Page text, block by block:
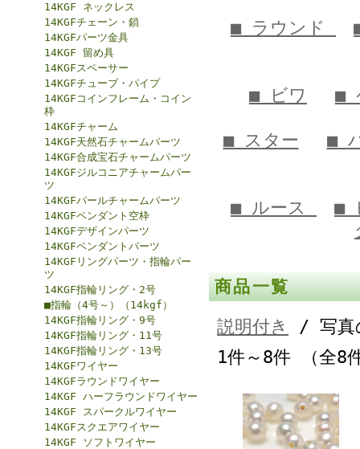
14KGF ネックレス
14KGFチェーン・鎖
14KGFパーツ金具
14KGF 留め具
14KGFスペーサー
14KGFチューブ・パイプ
14KGFコインフレーム・コイン
枠
14KGFチャーム
14KGF天然石チャームパーツ
14KGF合成宝石チャームパーツ
14KGFジルコニアチャームパー
ツ
14KGFパールチャームパーツ
14KGFペンダント空枠
14KGFデザインパーツ
14KGFペンダントパーツ
14KGFリングパーツ・指輪パー
ツ
14KGF指輪リング・2号
■指輪（4号～）（14kgf）
14KGF指輪リング・9号
14KGF指輪リング・11号
14KGF指輪リング・13号
14KGFワイヤー
14KGFラウンドワイヤー
14KGF ハーフラウンドワイヤー
14KGF スパークルワイヤー
14KGFスクエアワイヤー
14KGF ソフトワイヤー
■ ラウンド
■ ビワ ■
■ スター ■
■ ルース
■
商品一覧
説明付き
/ 写真
1件～8件 （全8